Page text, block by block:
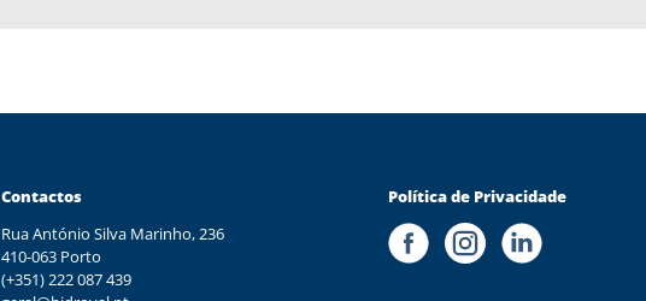
Contactos
Rua António Silva Marinho, 236
410-063 Porto
(+351) 222 087 439
Política de Privacidade